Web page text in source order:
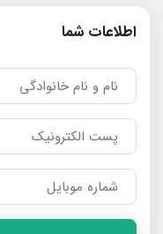
اطلاعات شما